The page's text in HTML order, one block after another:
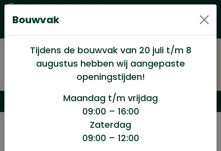
Levering in heel Nederland
Goede kwaliteitsproducten met een eerlijke prijs
Gereedschappen huis en tuin
Mestvork 4 t.licht compl.
Bouwvak
Tijdens de bouwvak van 20 juli t/m 8
augustus hebben wij aangepaste
openingstijden!
Maandag t/m vrijdag
09:00 – 16:00
Zaterdag
09:00 – 12:00